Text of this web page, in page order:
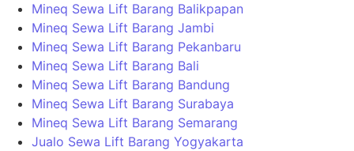
Mineq Sewa Lift Barang Balikpapan
Mineq Sewa Lift Barang Jambi
Mineq Sewa Lift Barang Pekanbaru
Mineq Sewa Lift Barang Bali
Mineq Sewa Lift Barang Bandung
Mineq Sewa Lift Barang Surabaya
Mineq Sewa Lift Barang Semarang
Jualo Sewa Lift Barang Yogyakarta